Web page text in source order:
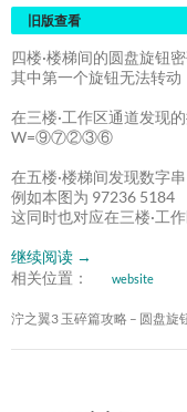
旧版查看
四楼·楼梯间的圆盘旋钮
其中第一个旋钮无法转动
在三楼·工作区通道发现的
W=⑨⑦②③⑥
在五楼·楼梯间发现数字串
例如本图为 97236 5184
这同时也对应在三楼·工
继续阅读 →
相关位置：
website
泞之翼3 玉碎篇攻略 – 圆盘旋